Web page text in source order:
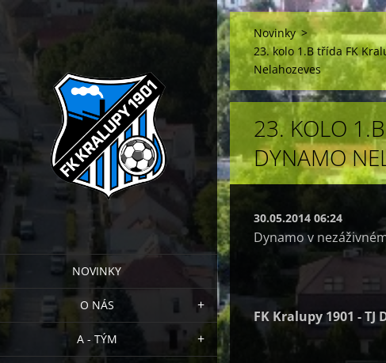
NOVINKY
O NÁS
A - TÝM
Novinky >
23. kolo 1.B třída FK
Nelahozeves
23. KOLO
DYNAMO
30.05.2014 06:24
Dynamo v
FK Kralupy 1901 - TJ